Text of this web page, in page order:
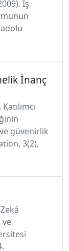
İş
İnanç
güvenirlik
3(2),